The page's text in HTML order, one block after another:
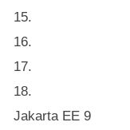
15.
16.
17.
18.
Jakarta EE 9